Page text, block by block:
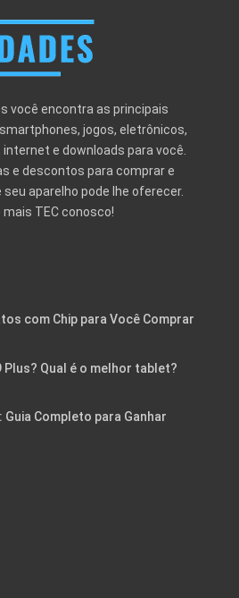
você encontra as principais
jogos, eletrônicos,
e downloads para você.
e descontos para comprar e
aparelho pode lhe oferecer.
TEC conosco!
com Chip para Você Comprar
Plus? Qual é o melhor tablet?
Completo para Ganhar